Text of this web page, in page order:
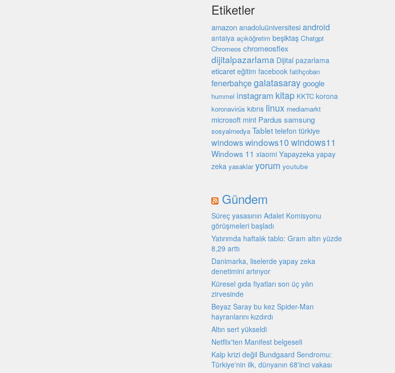
Etiketler
amazon anadoluüniversitesi android
antalya açıköğretim beşiktaş Chatgpt
Chromeos chromeosflex
dijitalpazarlama Dijital pazarlama
eticaret eğitim facebook fatihçoban
fenerbahçegalatasaray google
hummel instagram kitap KKTC korona
koronavirüs kıbrıs linux mediamarkt
microsoft mint Pardus samsung
sosyalmedya Tablet telefon türkiye
windowswindows10 windows11
Windows 11 xiaomi Yapayzeka yapay
zeka yasaklar yorum youtube
Gündem
Süreç yasasının Adalet Komisyonu
görüşmeleri başladı
Yatırımda haftalık tablo: Gram altın yüzde
8,29 arttı
Danimarka, liselerde yapay zeka
denetimini artırıyor
Küresel gıda fiyatları son üç yılın
zirvesinde
Beyaz Saray bu kez Spider-Man
hayranlarını kızdırdı
Altın sert yükseldi
Netflix'ten Manifest belgeseli
Kalp krizi değil Bundgaard Sendromu:
Türkiye'nin ilk, dünyanın 68'inci vakası